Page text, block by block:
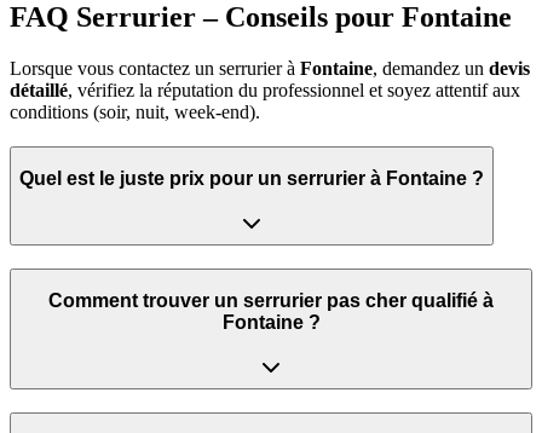
FAQ Serrurier – Conseils pour Fontaine
Lorsque vous contactez un serrurier à Fontaine, demandez un devis
détaillé, vérifiez la réputation du professionnel et soyez attentif aux
conditions (soir, nuit, week‑end).
Quel est le juste prix pour un serrurier à Fontaine ?
Comment trouver un serrurier pas cher qualifié à
Fontaine ?